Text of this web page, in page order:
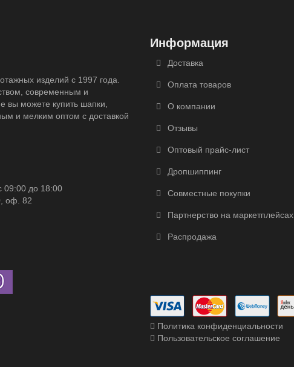
изделий с 1997 года.
современным и
вы можете купить шапки,
и мелким оптом с доставкой
09:00 до 18:00
оф. 82
Информация
Доставка
Оплата товаров
О компании
Отзывы
Оптовый прайс-лист
Дропшиппинг
Совместные покупки
Партнерство на маркетплейсах
Распродажа
Политика конфиденциальности
Пользовательское соглашение